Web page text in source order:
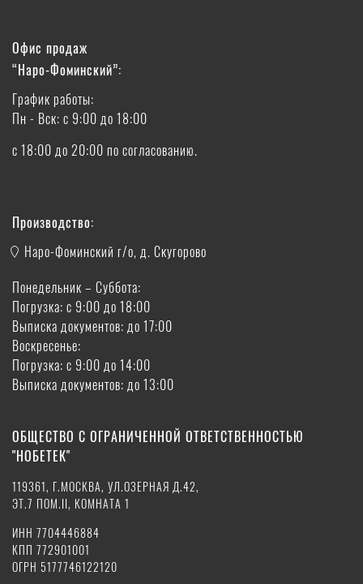
Офис продаж
“Наро-Фоминский”:
График работы:
Пн - Вск: с 9:00 до 18:00
с 18:00 до 20:00 по согласованию.
Производство:
Наро-Фоминский г/о, д. Скугорово
Понедельник – Суббота:
Погрузка: с 9:00 до 18:00
Выписка документов: до 17:00
Воскресенье:
Погрузка: с 9:00 до 14:00
Выписка документов: до 13:00
ОБЩЕСТВО С ОГРАНИЧЕННОЙ ОТВЕТСТВЕННОСТЬЮ
"НОБЕТЕК"
119361, Г.МОСКВА, УЛ.ОЗЕРНАЯ Д.42,
ЭТ.7 ПОМ.II, КОМНАТА 1
ИНН 7704446884
КПП 772901001
ОГРН 5177746122120